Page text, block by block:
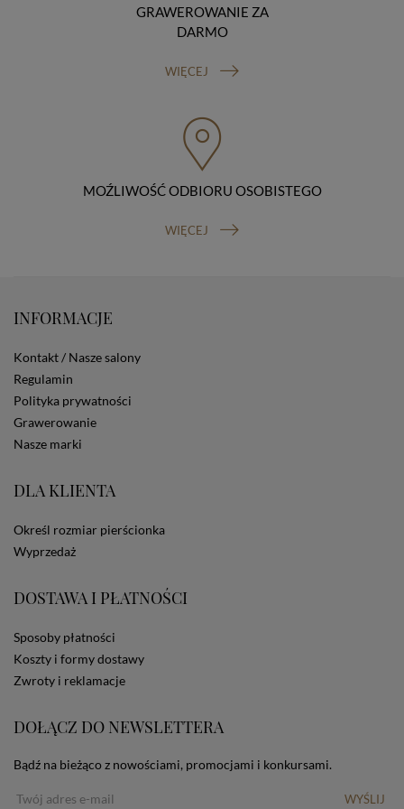
przetwarzamy je bezpodstawnie), prawo do wniesienia
sprzeciwu wobec przetwarzania danych, prawo do
organu nadzorczego (Prezesa Urzędu Ochrony Danych
osobowych (masz prawo cofnięcia zgody na
przetwarzanie danych w dowolnym momencie;
cofnięcie zgody nie ma wpływu na zgodność z prawem
przetwarzania, którego dokonano na podstawie Twojej
zgody przed jej cofnięciem). W celu wykonania swoich
Informacja o dobrowolności podania danych
Na stronie Sklepu są wykorzystywane pliki cookies.
wygody wszystkich użytkowników (w tym Kupujących)
przy korzystaniu ze Sklepu (zapamiętywanie
preferencji i ustawień na stronie, zbieranie
anonimowych danych dla celów reklamowych i
statystycznych, także przez inne portale, w tym
portale społecznościowe, np. Facebook). Korzystanie
ze Sklepu bez zmiany ustawień w przeglądarce
zamieszczane w urządzeniu końcowym każdego
stosowanie plików cookies powinien zmienić
ustawienia swojej przeglądarki.
informacji o plikach cookies.
GRAWEROWANIE ZA
DARMO
WIĘCEJ
MOŹLIWOŚĆ ODBIORU OSOBISTEGO
WIĘCEJ
INFORMACJE
Kontakt / Nasze salony
Regulamin
Polityka prywatności
Grawerowanie
Nasze marki
DLA KLIENTA
Określ rozmiar pierścionka
Wyprzedaż
DOSTAWA I PŁATNOŚCI
Sposoby płatności
Koszty i formy dostawy
Zwroty i reklamacje
DOŁĄCZ DO NEWSLETTERA
Bądź na bieżąco z nowościami, promocjami i konkursami.
WYŚLIJ